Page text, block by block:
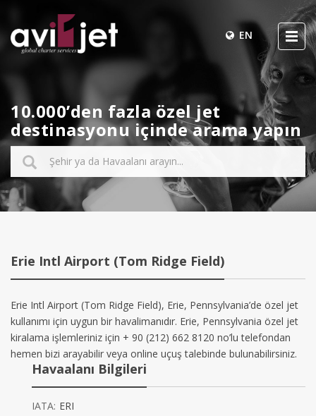
EN
10.000’den fazla özel jet
destinasyonu içinde arama yapın
Erie Intl Airport (Tom Ridge Field)
Erie Intl Airport (Tom Ridge Field), Erie, Pennsylvania’de özel jet
kullanımı için uygun bir havalimanıdır. Erie, Pennsylvania özel jet
kiralama işlemleriniz için + 90 (212) 662 8120 no’lu telefondan
hemen bizi arayabilir veya online uçuş talebinde bulunabilirsiniz.
Havaalanı Bilgileri
IATA: ERI